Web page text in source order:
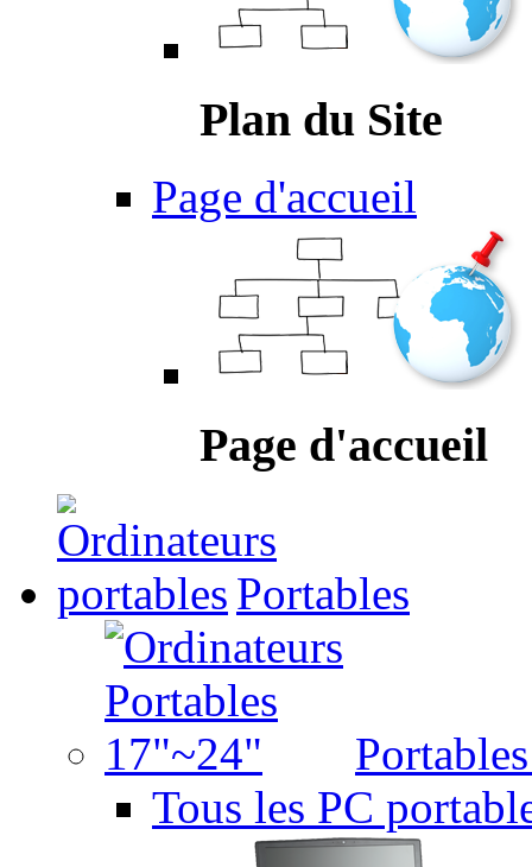
Plan du Site
Page d'accueil
Page d'accueil
Portables
Tous les PC